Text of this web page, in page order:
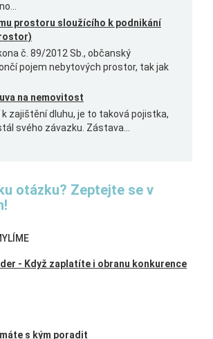
prostoru sloužícího k podnikání
č. 89/2012 Sb., občanský
pojem nebytových prostor, tak jak
na nemovitost
zajištění dluhu, je to taková pojistka,
svého závazku. Zástava...
otázku? Zeptejte se v
- Když zaplatíte i obranu konkurence
s kým poradit